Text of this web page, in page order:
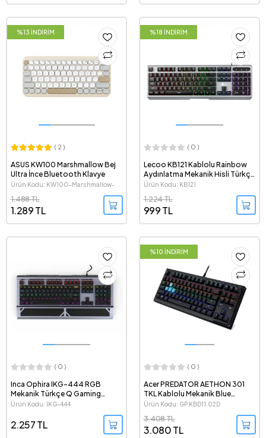
%13 İNDİRİM
( 2 )
ASUS KW100 Marshmallow Bej
Ultra İnce Bluetooth Klavye
Ürün Kodu: KW100-Marshmallow-
1.289 TL
1.488 TL
%18 İNDİRİM
( 0 )
Lecoo KB121 Kablolu Rainbow
Aydınlatma Mekanik Hisli Türkçe
Q Gaming Klavye
Ürün Kodu: KB121
999 TL
1.224 TL
( 0 )
Inca Ophira IKG-444 RGB
Mekanik Türkçe Q Gaming
Klavye
Ürün Kodu: IKG-444
2.257 TL
%10 İNDİRİM
( 0 )
Acer PREDATOR AETHON 301
TKL Kablolu Mekanik Blue
Switch Türkçe Q Oyuncu
Ürün Kodu: GP.KBD11.02D
3.080 TL
3.408 TL